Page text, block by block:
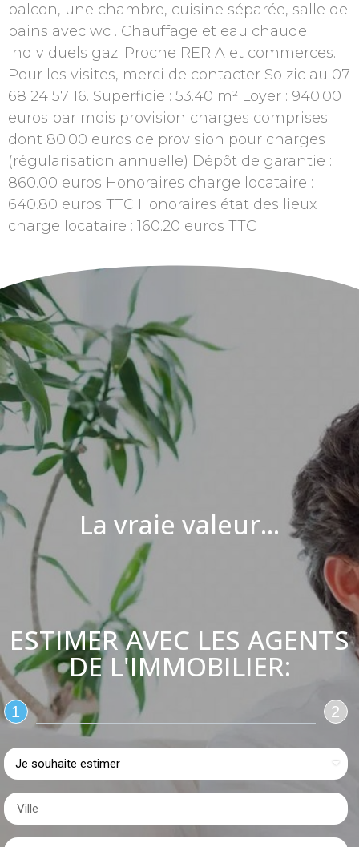
balcon, une chambre, cuisine séparée, salle de
bains avec wc . Chauffage et eau chaude
individuels gaz. Proche RER A et commerces.
Pour les visites, merci de contacter Soizic au 07
68 24 57 16. Superficie : 53.40 m² Loyer : 940.00
euros par mois provision charges comprises
dont 80.00 euros de provision pour charges
(régularisation annuelle) Dépôt de garantie :
860.00 euros Honoraires charge locataire :
640.80 euros TTC Honoraires état des lieux
charge locataire : 160.20 euros TTC
La vraie valeur...
ESTIMER AVEC LES AGENTS
DE L'IMMOBILIER:
1 2